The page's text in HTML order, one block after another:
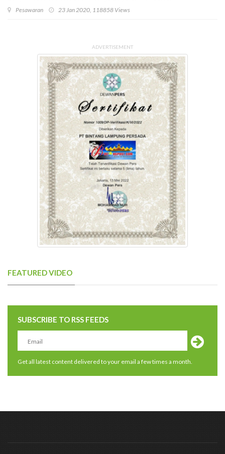
Pesawaran 23 Jan 2020, 118858 Views
ADVERTISEMENT
FEATURED VIDEO
SUBSCRIBE TO RSS FEEDS
Get all latest content delivered to your email a few times a month.